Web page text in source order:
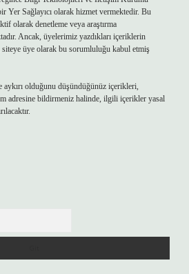
Yer Sağlayıcı olarak hizmet vermektedir. Bu
olarak denetleme veya araştırma
Ancak, üyelerimiz yazdıkları içeriklerin
üye olarak bu sorumluluğu kabul etmiş
aykırı olduğunu düşündüğünüz içerikleri,
adresine bildirmeniz halinde, ilgili içerikler yasal